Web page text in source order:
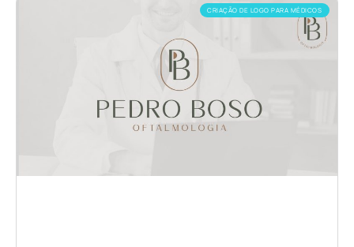
CRIAÇÃO DE LOGO PARA MÉDICOS